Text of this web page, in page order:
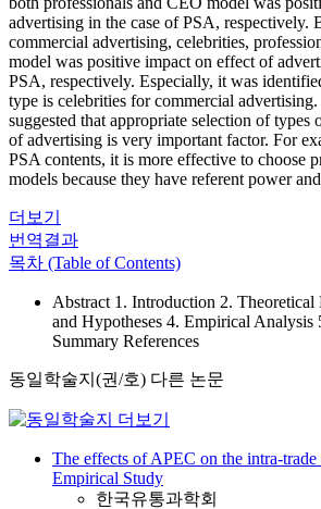
advertising in the case of PSA, respectively.
commercial advertising, celebrities,
model was positive impact on effect of
PSA, respectively. Especially, it was
type is celebrities for commercial advertising.
suggested that appropriate selection of
of advertising is very important factor. For
PSA contents, it is more effective to choose
models because they have referent power
더보기
번역결과
목차 (Table of Contents)
Abstract 1. Introduction 2.
and Hypotheses 4. Empirical Analysis
Summary References
동일학술지(권/호) 다른 논문
The effects of APEC on the intra-
Empirical Study
한국유통과학회